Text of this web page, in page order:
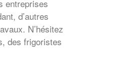
entreprises
d’autres
N’hésitez
des frigoristes